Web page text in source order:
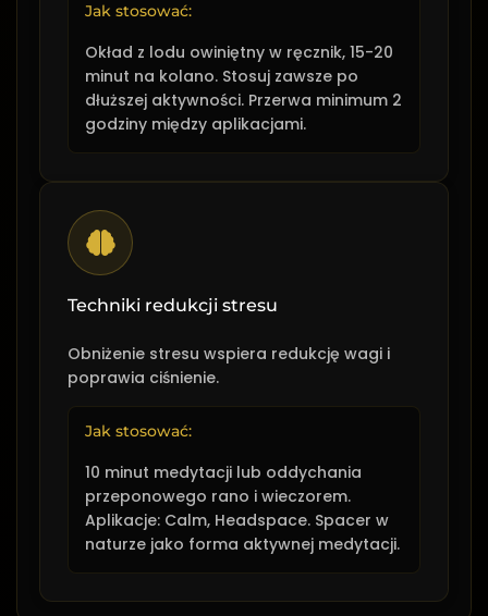
Jak stosować:
Okład z lodu owiniętny w ręcznik, 15-20
minut na kolano. Stosuj zawsze po
dłuższej aktywności. Przerwa minimum 2
godziny między aplikacjami.
Techniki redukcji stresu
Obniżenie stresu wspiera redukcję wagi i
poprawia ciśnienie.
Jak stosować:
10 minut medytacji lub oddychania
przeponowego rano i wieczorem.
Aplikacje: Calm, Headspace. Spacer w
naturze jako forma aktywnej medytacji.